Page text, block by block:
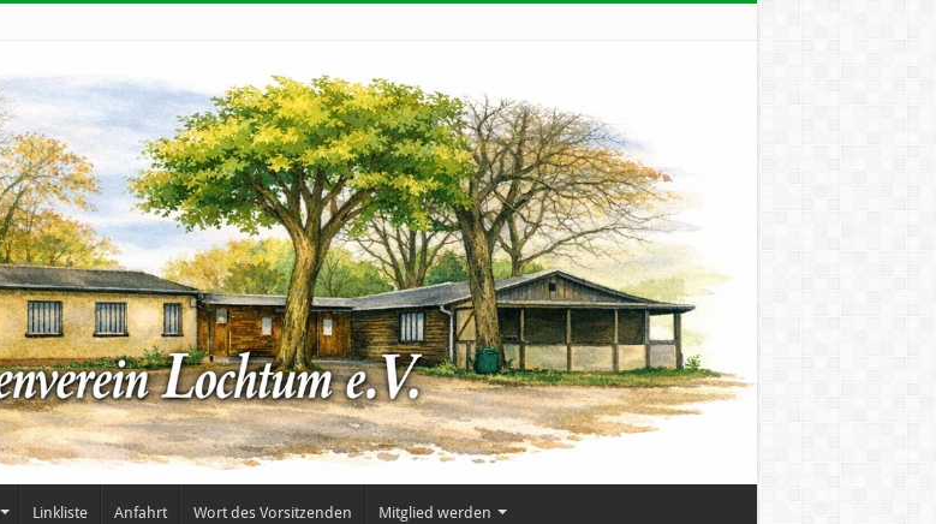
Linkliste Anfahrt Wort des Vorsitzenden Mitglied werden